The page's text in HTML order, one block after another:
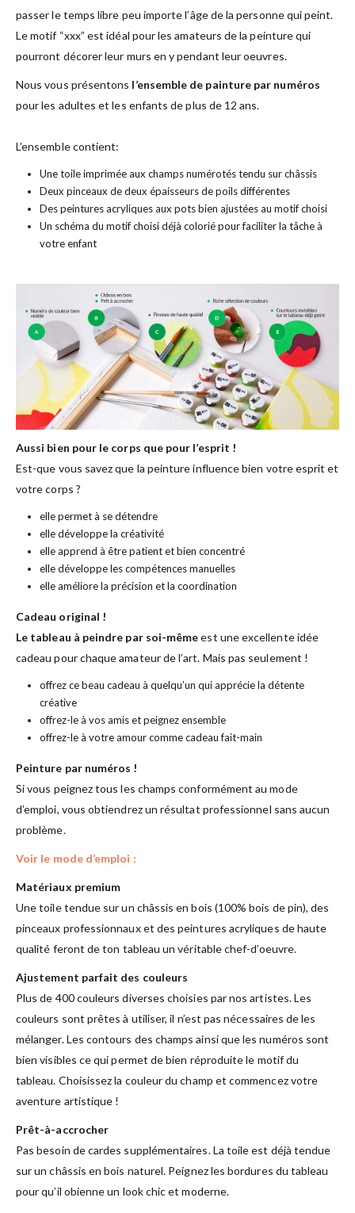
passer le temps libre peu importe l’âge de la personne qui peint.
Le motif “xxx” est idéal pour les amateurs de la peinture qui
pourront décorer leur murs en y pendant leur oeuvres.
Nous vous présentons l’ensemble de painture par numéros
pour les adultes et les enfants de plus de 12 ans.
L’ensemble contient:
Une toile imprimée aux champs numérotés tendu sur châssis
Deux pinceaux de deux épaisseurs de poils différentes
Des peintures acryliques aux pots bien ajustées au motif choisi
Un schéma du motif choisi déjà colorié pour faciliter la tâche à
votre enfant
Aussi bien pour le corps que pour l’esprit !
Est-que vous savez que la peinture influence bien votre esprit et
votre corps ?
elle permet à se détendre
elle développe la créativité
elle apprend à être patient et bien concentré
elle développe les compétences manuelles
elle améliore la précision et la coordination
Cadeau original !
Le tableau à peindre par soi-mêmeest une excellente idée
cadeau pour chaque amateur de l’art. Mais pas seulement !
offrez ce beau cadeau à quelqu’un qui apprécie la détente
créative
offrez-le à vos amis et peignez ensemble
offrez-le à votre amour comme cadeau fait-main
Peinture par numéros !
Si vous peignez tous les champs conformément au mode
d’emploi, vous obtiendrez un résultat professionnel sans aucun
problème.
Voir le mode d’emploi :
Matériaux premium
Une toile tendue sur un châssis en bois (100% bois de pin), des
pinceaux professionnaux et des peintures acryliques de haute
qualité feront de ton tableau un véritable chef-d’oeuvre.
Ajustement parfait des couleurs
Plus de 400 couleurs diverses choisies par nos artistes. Les
couleurs sont prêtes à utiliser, il n’est pas nécessaires de les
mélanger. Les contours des champs ainsi que les numéros sont
bien visibles ce qui permet de bien réproduite le motif du
tableau. Choisissez la couleur du champ et commencez votre
aventure artistique !
Prêt-à-accrocher
Pas besoin de cardes supplémentaires. La toile est déjà tendue
sur un châssis en bois naturel. Peignez les bordures du tableau
pour qu’il obienne un look chic et moderne.